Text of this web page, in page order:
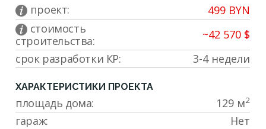
проект:
499 BYN
cтоимость
строительства:
~42 570 $
срок разработки КР:
3-4 недели
ХАРАКТЕРИСТИКИ ПРОЕКТА
площадь дома: 129 м2
гараж:
Нет